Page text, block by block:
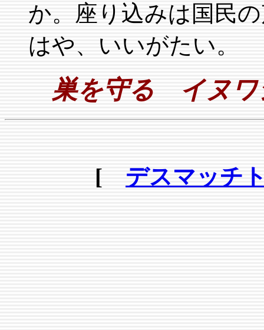
か。座り込みは国民
はや、いいがたい。
巣を守る イヌ
[ デスマッチ